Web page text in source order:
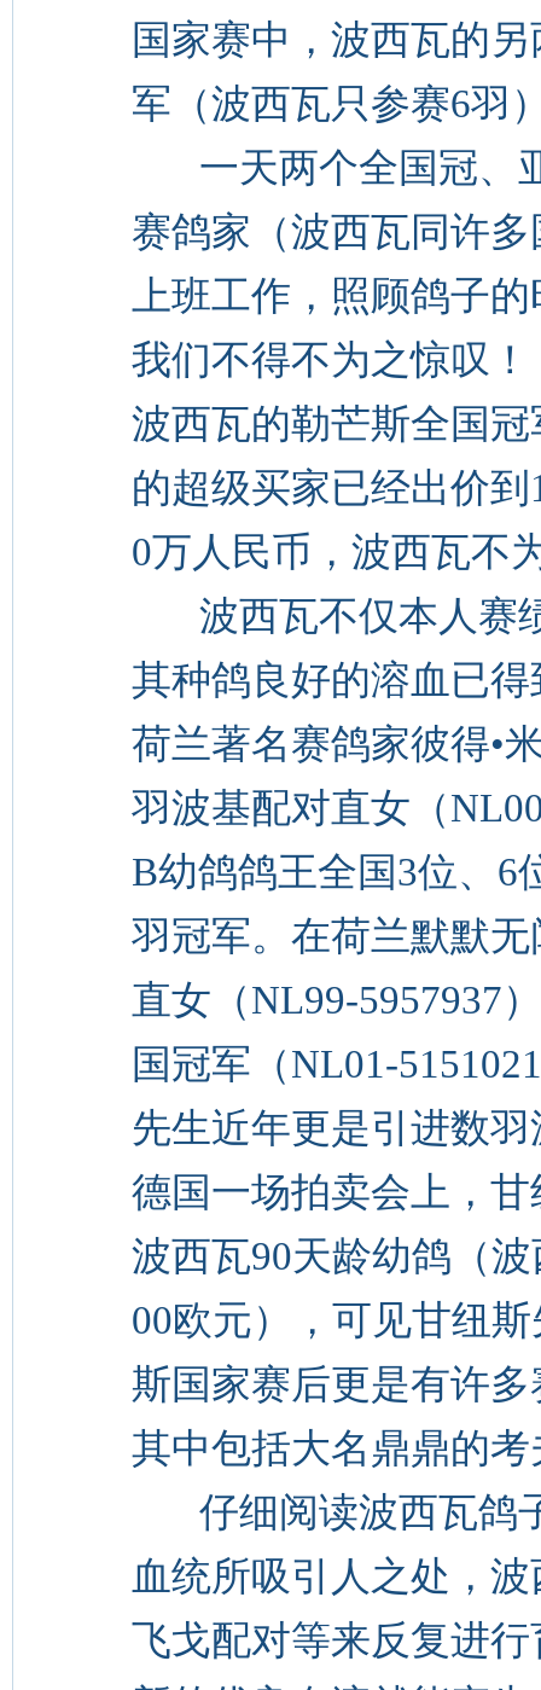
国家赛中，波西瓦的
军（波西瓦只参赛6羽
一天两个全国冠、
赛鸽家（波西瓦同许
上班工作，照顾鸽子
我们不得不为之惊叹！
波西瓦的勒芒斯全国
的超级买家已经出价
0万人民币，波西瓦不
波西瓦不仅本人赛
其种鸽良好的溶血已
荷兰著名赛鸽家彼得•
羽波基配对直女（
B幼鸽鸽王全国3位、6
羽冠军。在荷兰默默
直女（NL99-5957937
国冠军（NL01-
先生近年更是引进数
德国一场拍卖会上，
波西瓦90天龄幼鸽（
00欧元），可见甘纽
斯国家赛后更是有许
其中包括大名鼎鼎的
仔细阅读波西瓦鸽
血统所吸引人之处，
飞戈配对等来反复进